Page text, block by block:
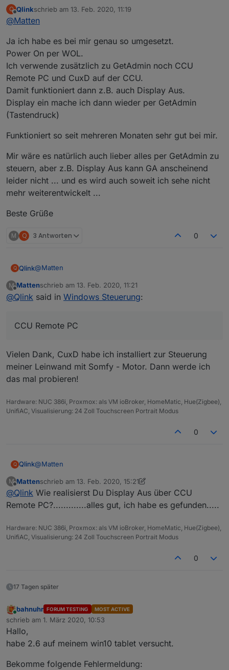
  for (let i = 0; i < inputArray.length; i++) {
    if (inputArray[i]) {
    }
  return newArray;
diesen gerne über ioBroker steuern. Hier geht es mir
dann über WOL steuern muss(ebenso aus dem
Hibernate Status)? Ich habe keinen Befehl gefunden,
das Display ein- oder auszuschalten. Vielen Dank!
Q
Offline
Qlinkschrieb am 13. Feb. 2020, 11:19
zuletzt editiert von
@Matten
Ja ich habe es bei mir genau so umgesetzt.
Power On per WOL.
Ich verwende zusätzlich zu GetAdmin noch CCU
Remote PC und CuxD auf der CCU.
Damit funktioniert dann z.B. auch Display Aus.
Display ein mache ich dann wieder per GetAdmin
(Tastendruck)
Funktioniert so seit mehreren Monaten sehr gut bei mir.
Mir wäre es natürlich auch lieber alles per GetAdmin zu
steuern, aber z.B. Display Aus kann GA anscheinend
leider nicht ... und es wird auch soweit ich sehe nicht
mehr weiterentwickelt ...
Beste Grüße
M Q 3 Antworten 0
Q Qlink@Matten
Ja ich habe es bei mir genau so umgesetzt.
Power On per WOL.
Damit funktioniert dann z.B. auch Display Aus.
Mir wäre es natürlich auch lieber alles per GetAdmin zu
mehr weiterentwickelt ...
M
Offline
Mattenschrieb am 13. Feb. 2020, 11:21
zuletzt editiert von
@Qlink said in Windows Steuerung:
CCU Remote PC
Vielen Dank, CuxD habe ich installiert zur Steuerung
meiner Leinwand mit Somfy - Motor. Dann werde ich
das mal probieren!
Hardware: NUC 386i, Proxmox: als VM ioBroker, HomeMatic, Hue(Zigbee),
UnifiAC, Visualisierung: 24 Zoll Touchscreen Portrait Modus
0
Q Qlink@Matten
Ja ich habe es bei mir genau so umgesetzt.
Power On per WOL.
Ich verwende zusätzlich zu GetAdmin noch CCU Remote
PC und CuxD auf der CCU.
Display ein mache ich dann wieder per GetAdmin
(Tastendruck)
Funktioniert so seit mehreren Monaten sehr gut bei mir.
steuern, aber z.B. Display Aus kann GA anscheinend
leider nicht ... und es wird auch soweit ich sehe nicht
Beste Grüße
M
Offline
Mattenschrieb am 13. Feb. 2020, 15:21
zuletzt editiert von Matten
@Qlink Wie realisierst Du Display Aus über CCU
Remote PC?.............alles gut, ich habe es gefunden.....
Hardware: NUC 386i, Proxmox: als VM ioBroker, HomeMatic, Hue(Zigbee),
UnifiAC, Visualisierung: 24 Zoll Touchscreen Portrait Modus
0
17 Tagen später
Online
bahnuhr FORUM TESTING MOST ACTIVE
schrieb am 1. März 2020, 10:53
zuletzt editiert von
Hallo,
habe 2.6 auf meinem win10 tablet versucht.
Bekomme folgende Fehlermeldung: